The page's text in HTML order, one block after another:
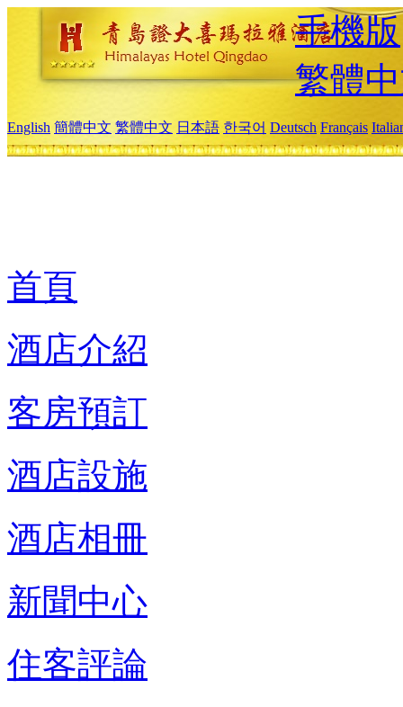
手機版
繁體
English 簡體中文 繁體中文 日本語 한국어 Deutsch Français
首頁
酒店介紹
客房預訂
酒店設施
酒店相冊
新聞中心
住客評論